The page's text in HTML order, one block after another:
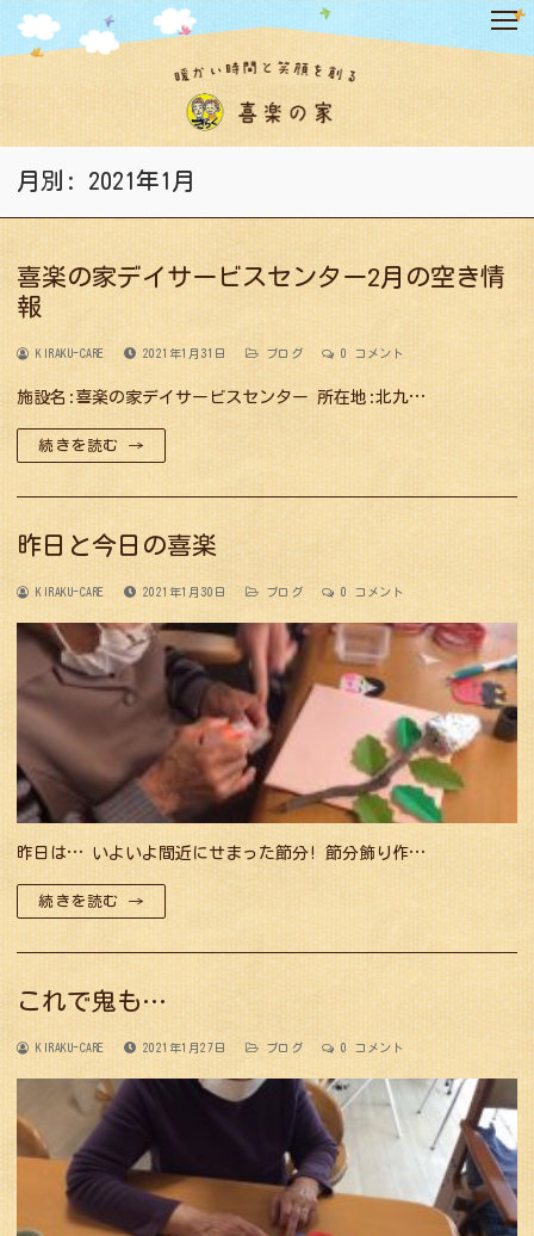
テ
ン
ツ
へ
ッ
プ
月別: 2021年1月
喜楽の家デイサービスセンター2月の空き情
報
KIRAKU-CARE 2021年1月31日 ブログ 0 コメント
施設名:喜楽の家デイサービスセンター 所在地:北九…
続きを読む →
昨日と今日の喜楽
KIRAKU-CARE 2021年1月30日 ブログ 0 コメント
昨日は… いよいよ間近にせまった節分! 節分飾り作…
続きを読む →
これで鬼も…
KIRAKU-CARE 2021年1月27日 ブログ 0 コメント